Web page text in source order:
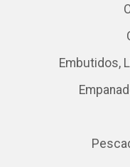
Embutidos,